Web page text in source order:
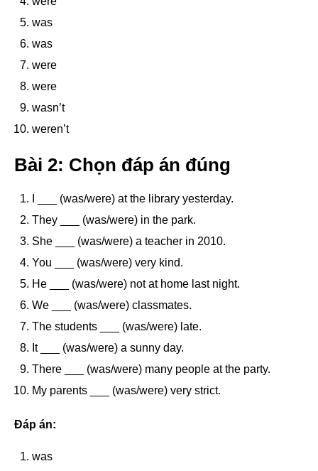
was
was
were
were
wasn’t
weren’t
Bài 2: Chọn đáp án đúng
I ___ (was/were) at the library yesterday.
They ___ (was/were) in the park.
She ___ (was/were) a teacher in 2010.
You ___ (was/were) very kind.
He ___ (was/were) not at home last night.
We ___ (was/were) classmates.
The students ___ (was/were) late.
It ___ (was/were) a sunny day.
There ___ (was/were) many people at the party.
My parents ___ (was/were) very strict.
Đáp án:
was